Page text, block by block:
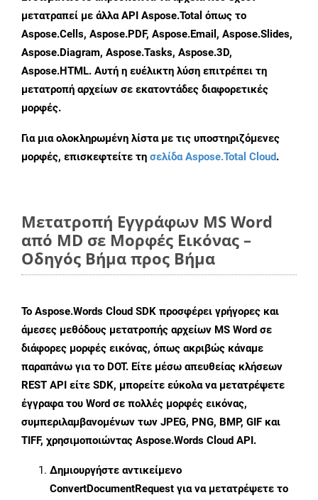
μετατραπεί με άλλα API Aspose.Total όπως το
Aspose.Cells, Aspose.PDF, Aspose.Email, Aspose.Slides,
Aspose.Diagram, Aspose.Tasks, Aspose.3D,
Aspose.HTML. Αυτή η ευέλικτη λύση επιτρέπει τη
μετατροπή αρχείων σε εκατοντάδες διαφορετικές
μορφές.
Για μια ολοκληρωμένη λίστα με τις υποστηριζόμενες
μορφές, επισκεφτείτε τη σελίδα Aspose.Total Cloud.
Μετατροπή Εγγράφων MS Word
από MD σε Μορφές Εικόνας –
Οδηγός Βήμα προς Βήμα
Το Aspose.Words Cloud SDK προσφέρει γρήγορες και
άμεσες μεθόδους μετατροπής αρχείων MS Word σε
διάφορες μορφές εικόνας, όπως ακριβώς κάναμε
παραπάνω για το DOT. Είτε μέσω απευθείας κλήσεων
REST API είτε SDK, μπορείτε εύκολα να μετατρέψετε
έγγραφα του Word σε πολλές μορφές εικόνας,
συμπεριλαμβανομένων των JPEG, PNG, BMP, GIF και
TIFF, χρησιμοποιώντας Aspose.Words Cloud API.
Δημιουργήστε αντικείμενο
ConvertDocumentRequest για να μετατρέψετε το